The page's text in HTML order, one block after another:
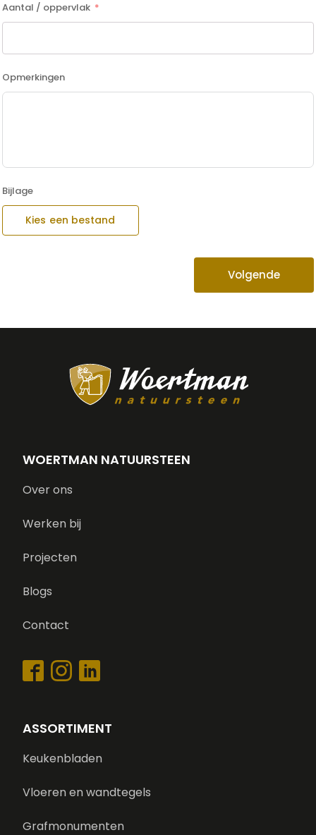
Aantal / oppervlak
Opmerkingen
Bijlage
Kies een bestand
Volgende
WOERTMAN NATUURSTEEN
Over ons
Werken bij
Projecten
Blogs
Contact
ASSORTIMENT
Keukenbladen
Vloeren en wandtegels
Grafmonumenten